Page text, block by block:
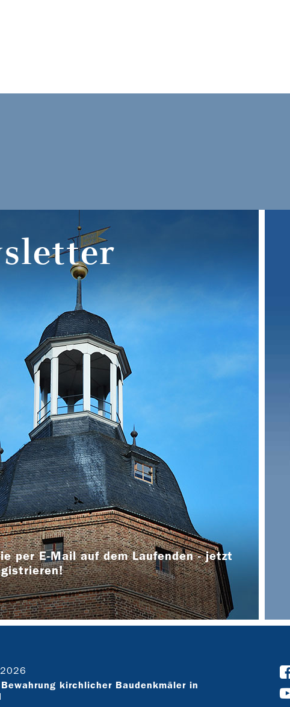
per E-Mail auf dem Laufenden - jetzt
kirchlicher Baudenkmäler in